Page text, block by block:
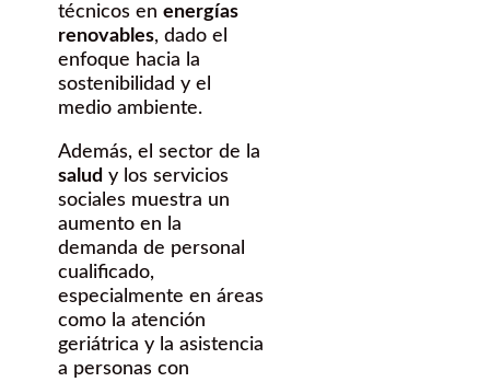
técnicos en energías
renovables, dado el
enfoque hacia la
sostenibilidad y el
medio ambiente.
Además, el sector de la
salud y los servicios
sociales muestra un
aumento en la
demanda de personal
cualificado,
especialmente en áreas
como la atención
geriátrica y la asistencia
a personas con